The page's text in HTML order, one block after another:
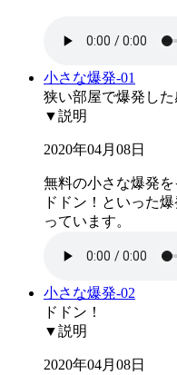
小さな爆発-01
狭い部屋で爆発した
▼説明
2020年04月08日
無料の小さな爆発を
ドドン！といった
っています。
小さな爆発-02
ドドン！
▼説明
2020年04月08日